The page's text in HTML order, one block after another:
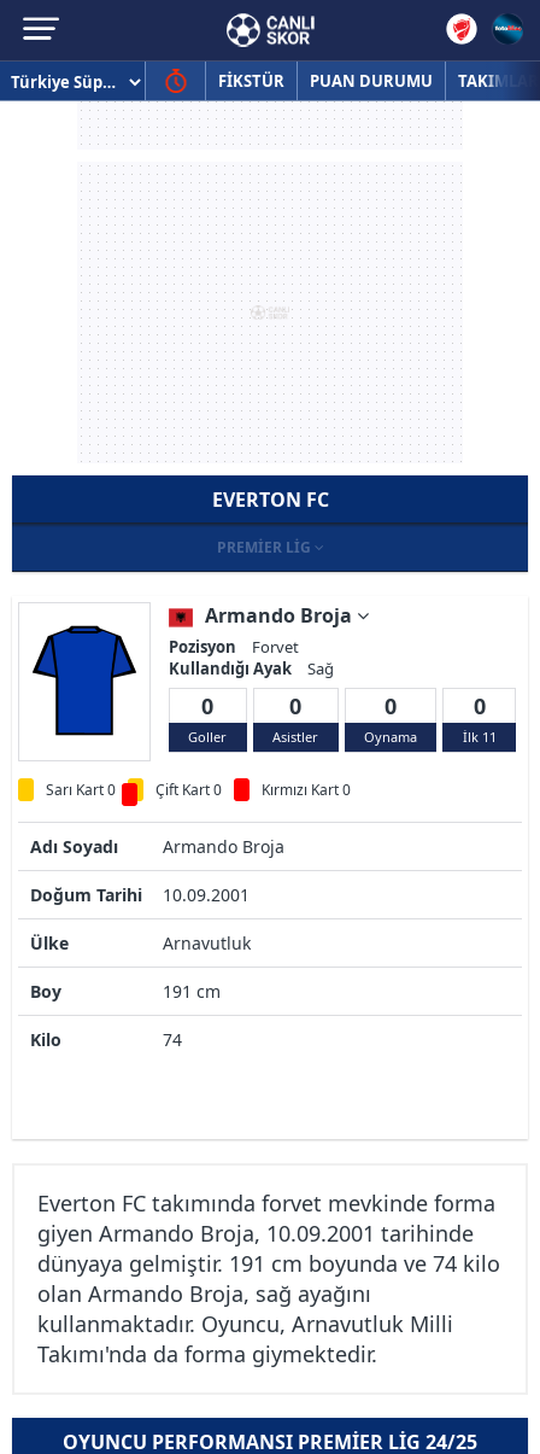
FİKSTÜR PUAN DURUMU TAKIMLAR
EVERTON FC
PREMIER LIG
Armando Broja
Pozisyon
Forvet
Kullandığı Ayak
Sağ
0
Goller
0
Asistler
0
Oynama
0
İlk 11
Sarı Kart 0 Çift Kart 0 Kırmızı Kart 0
Adı Soyadı Armando Broja
Doğum Tarihi 10.09.2001
Ülke Arnavutluk
Boy 191 cm
Kilo 74
Everton FC takımında forvet mevkinde forma
giyen Armando Broja, 10.09.2001 tarihinde
dünyaya gelmiştir. 191 cm boyunda ve 74 kilo
olan Armando Broja, sağ ayağını
kullanmaktadır. Oyuncu, Arnavutluk Milli
Takımı'nda da forma giymektedir.
OYUNCU PERFORMANSI PREMIER LIG 24/25